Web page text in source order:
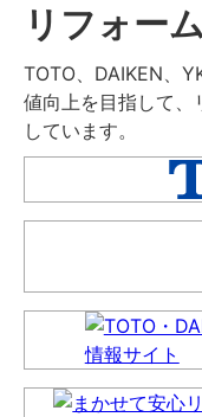
リフォー
TOTO、DAIKEN、
値向上を目指して
しています。